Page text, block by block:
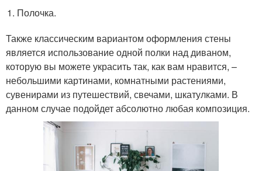
Полочка.
Также классическим вариантом оформления стены
является использование одной полки над диваном,
которую вы можете украсить так, как вам нравится, –
небольшими картинами, комнатными растениями,
сувенирами из путешествий, свечами, шкатулками. В
данном случае подойдет абсолютно любая композиция.